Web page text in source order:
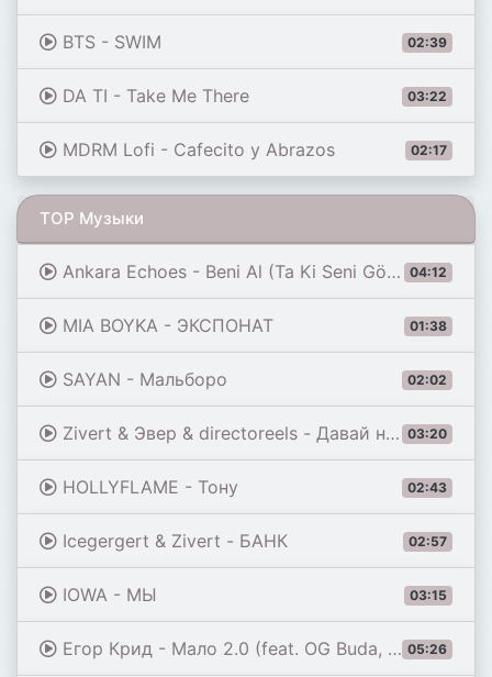
02:39
BTS - SWIM
03:22
DA TI - Take Me There
02:17
MDRM Lofi - Cafecito y Abrazos
TOP Музыки
04:12
Ankara Echoes - Beni Al (Ta Ki Seni Görene Kadar) [Beni Al Afro House Remix]
01:38
MIA BOYKA - ЭКСПОНАТ
02:02
SAYAN - Мальборо
03:20
Zivert & Эвер & directoreels - Давай на самый верх
02:43
HOLLYFLAME - Тону
02:57
Icegergert & Zivert - БАНК
03:15
IOWA - МЫ
05:26
Егор Крид - Мало 2.0 (feat. OG Buda, Toxi$, Мэйби Бэйби, Baby Cute, Дора, madk1d & тёмный принц)